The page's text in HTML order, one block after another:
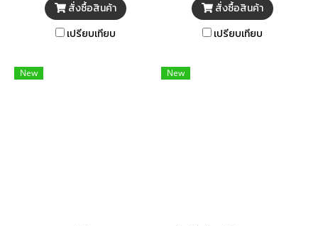
สั่งซื้อสินค้า
เปรียบเทียบ
สั่งซื้อสินค้า
เปรียบเทียบ
New New